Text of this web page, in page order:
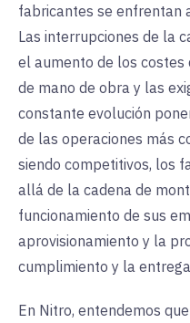
fabricantes se enfrentan
Las interrupciones de la
el aumento de los costes
de mano de obra y las
constante evolución
de las operaciones más
siendo competitivos, los
allá de la cadena de
funcionamiento de sus
aprovisionamiento y la
cumplimiento y la
En Nitro, entendemos